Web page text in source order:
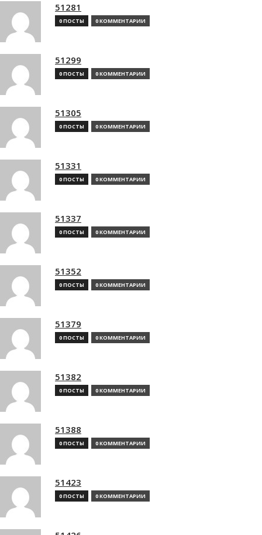
51281
0 ПОСТЫ 0 КОММЕНТАРИИ
51299
0 ПОСТЫ 0 КОММЕНТАРИИ
51305
0 ПОСТЫ 0 КОММЕНТАРИИ
51331
0 ПОСТЫ 0 КОММЕНТАРИИ
51337
0 ПОСТЫ 0 КОММЕНТАРИИ
51352
0 ПОСТЫ 0 КОММЕНТАРИИ
51379
0 ПОСТЫ 0 КОММЕНТАРИИ
51382
0 ПОСТЫ 0 КОММЕНТАРИИ
51388
0 ПОСТЫ 0 КОММЕНТАРИИ
51423
0 ПОСТЫ 0 КОММЕНТАРИИ